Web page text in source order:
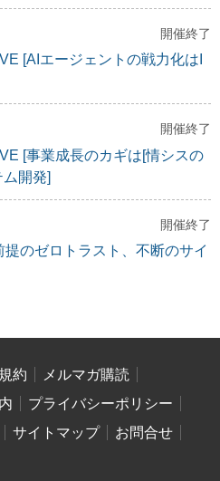
開催終了
[AIエージェントの戦力化はI
開催終了
[事業成長のカギは[情シスの
開発]
開催終了
提のゼロトラスト、不断のサイ
約
メルマガ購読
プライバシーポリシー
サイトマップ
お問合せ